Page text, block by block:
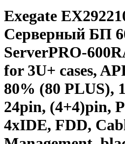
Exegate
Серверный БП
ServerPRO-
for 3U+ cases,
80% (80 PLUS),
24pin, (4+4)pin,
4xIDE, FDD,